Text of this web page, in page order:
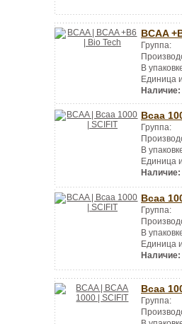
BCAA
Группа:
В
Единица
Наличие:
Bcaa
Группа:
В
Единица
Наличие:
Bcaa
Группа:
В
Единица
Наличие:
Bcaa
Группа: